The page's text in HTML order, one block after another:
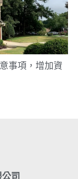
事項，增加資
司